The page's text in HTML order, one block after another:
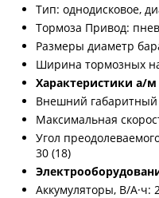
Тип: однодисковое,
Тормоза Привод:
Размеры диаметр
Ширина тормозных
Характеристики а/
Внешний габаритный
Максимальная
Угол
30 (18)
Аккумуляторы, В/А·ч: